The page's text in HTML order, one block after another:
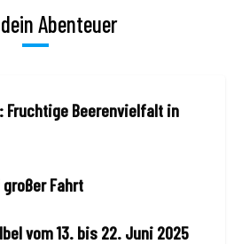
Abenteuer
Fruchtige Beerenvielfalt in
Fahrt
vom 13. bis 22. Juni 2025